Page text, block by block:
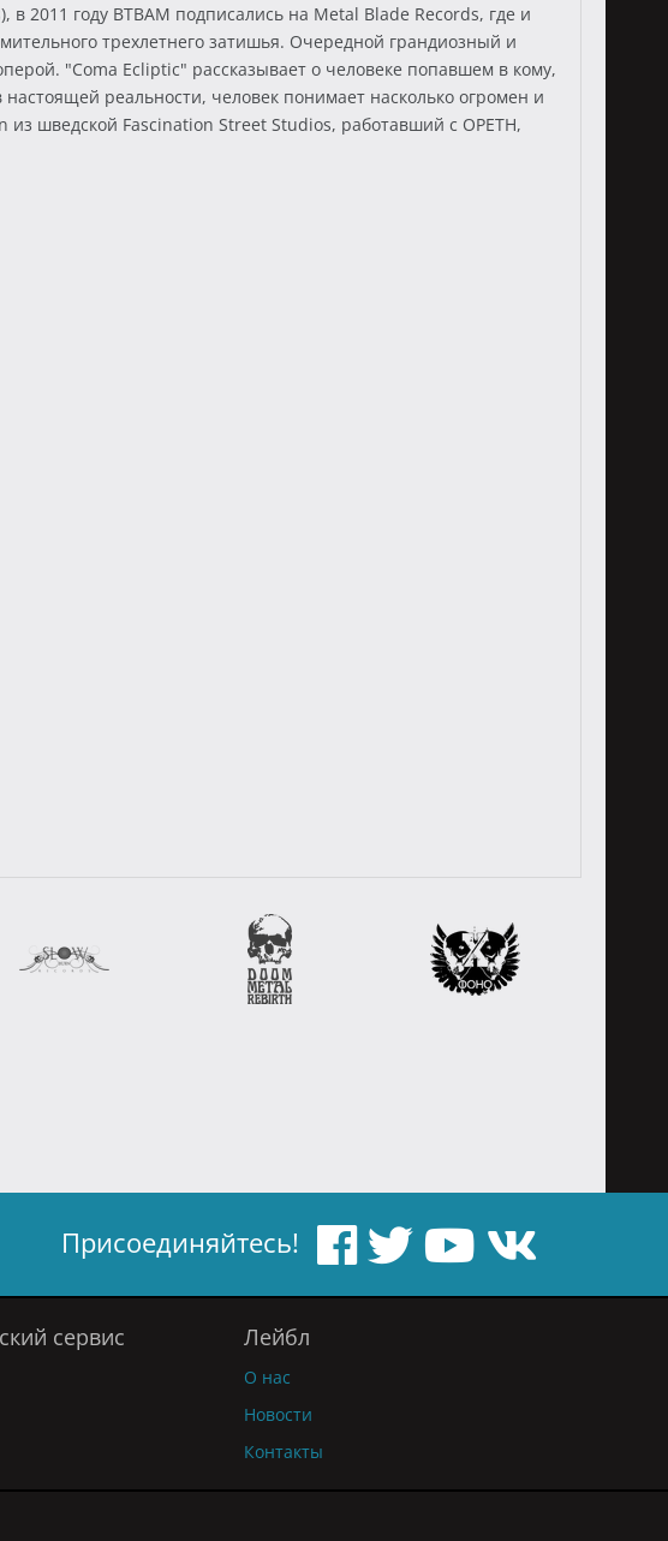
в 2011 году BTBAM подписались на Metal Blade Records, где и
трехлетнего затишья. Очередной грандиозный и
"Coma Ecliptic" рассказывает о человеке попавшем в кому,
реальности, человек понимает насколько огромен и
шведской Fascination Street Studios, работавший с OPETH,
Присоединяйтесь!
сервис Лейбл
О нас
Новости
Контакты